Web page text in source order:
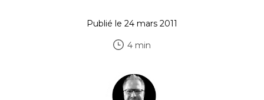
Publié le 24 mars 2011
4 min